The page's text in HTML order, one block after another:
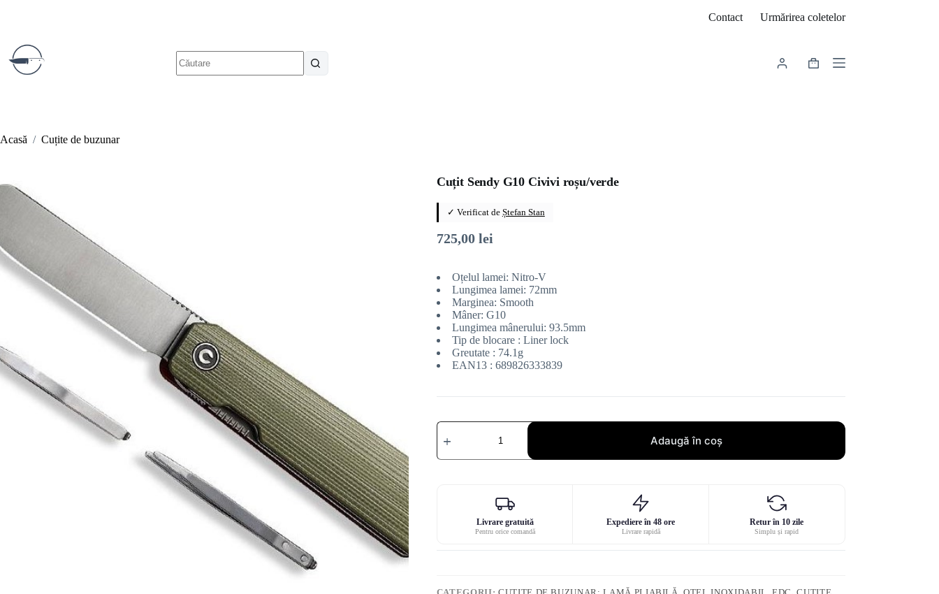
Contact Urmărirea coletelor
rezultat
Coș
Acasă / Cuțite de buzunar
Cuțit Sendy G10 Civivi roșu/verde
✓ Verificat de Ștefan Stan
725,00 lei
Oțelul lamei: Nitro-V
Lungimea lamei: 72mm
Marginea: Smooth
Mâner: G10
Lungimea mânerului: 93.5mm
Tip de blocare : Liner lock
Greutate : 74.1g
EAN13 : 689826333839
Cantitate
Cuțit
G10
Adaugă în coș
Livrare gratuită
Pentru orice comandă
Expediere în 48 ore
Livrare rapidă
Retur în 10 zile
Simplu și rapid